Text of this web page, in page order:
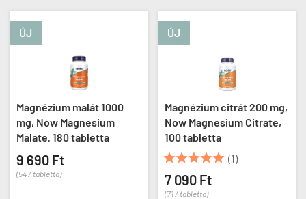
ÚJ
Magnézium malát 1000
mg, Now Magnesium
Malate, 180 tabletta
9 690 Ft
(54 / tabletta)
ÚJ
Magnézium citrát 200 mg,
Now Magnesium Citrate,
100 tabletta
 (1)
7 090 Ft
(71 / tabletta)